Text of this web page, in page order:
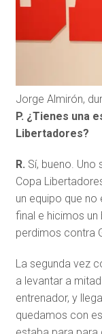
Jorge Almirón,
P. ¿Tienes una
Libertadores?
R. Sí, bueno. Uno
Copa
un equipo que
final e hicimos un
perdimos contra
La segunda vez
a levantar a
entrenador, y
quedamos con